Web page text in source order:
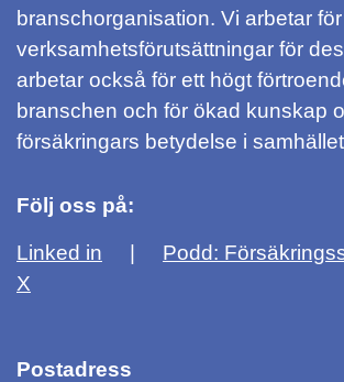
branschorganisation. Vi arbetar
verksamhetsförutsättningar för
arbetar också för ett högt
branschen och för ökad kunskap
försäkringars betydelse i
Följ oss på:
Linked in
Podd:
X
Postadress